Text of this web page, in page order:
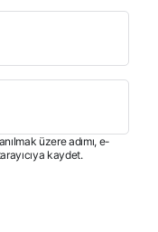
üzere adımı, e-
kaydet.